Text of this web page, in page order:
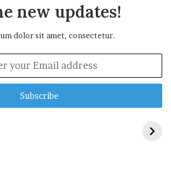
new updates!
dolor sit amet, consectetur.